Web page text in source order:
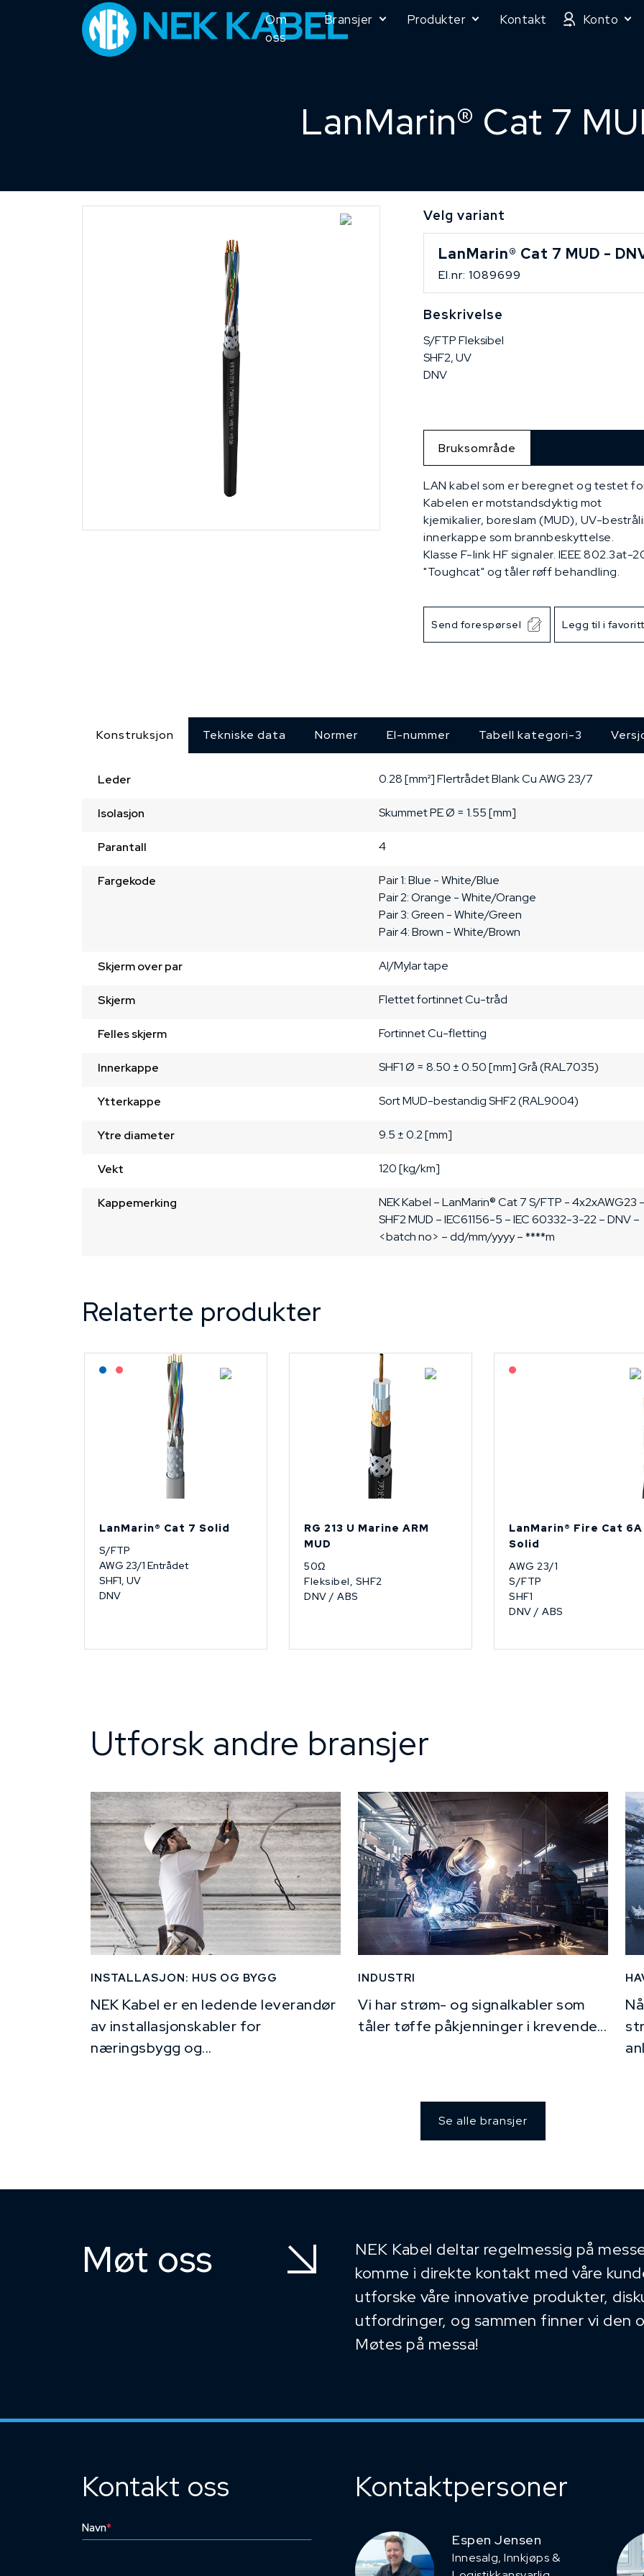
Om
oss
Bransjer Produkter Kontakt Konto
LanMarin® Cat 7
Velg variant
LanMarin® Cat 7 MUD -
El.nr: 1089699
Beskrivelse
S/FTP Fleksibel
SHF2, UV
DNV
Bruksområde
LAN kabel som er beregnet og testet
Kabelen er motstandsdyktig mot
kjemikalier, boreslam (MUD), UV-
innerkappe som brannbeskyttelse.
Klasse F-link HF signaler. IEEE
"Toughcat" og tåler røff behandling.
Send forespørsel Legg til i
Konstruksjon Tekniske data Normer El-nummer Tabell kategori-3
Leder 0.28 [mm²] FlertrådetBlank Cu AWG 23/7
Isolasjon Skummet PEØ = 1.55 [mm]
Parantall 4
Fargekode
Pair 1: Blue - White/Blue
Pair 2: Orange - White/Orange
Pair 3: Green - White/Green
Pair 4: Brown - White/Brown
Skjerm over par Al/Mylar tape
Skjerm Flettet fortinnet Cu-tråd
Felles skjerm Fortinnet Cu-fletting
Innerkappe SHF1 Ø = 8.50 ± 0.50 [mm] Grå (RAL7035)
Ytterkappe SortMUD-bestandig SHF2(RAL9004)
Ytre diameter 9.5 ± 0.2 [mm]
Vekt 120 [kg/km]
Kappemerking
NEK Kabel – LanMarin® Cat 7 S/FTP - 4x2xAWG23
SHF2 MUD – IEC61156-5 – IEC 60332-3-22 – DNV –
<batch no> – dd/mm/yyyy – ****m
Relaterte produkter
Lagerført: NEK Kabel
På forespørsel
LanMarin® Cat 7 Solid
S/FTP
AWG 23/1 Entrådet
SHF1, UV
DNV
RG 213 U Marine ARM
MUD
50Ω
Fleksibel, SHF2
DNV / ABS
LanMarin® Fire Cat 6A
Solid
AWG 23/1
S/FTP
SHF1
DNV / ABS
Utforsk andre bransjer
INSTALLASJON: HUS OG BYGG
NEK Kabel er en ledende leverandør
av installasjonskabler for
næringsbygg og...
INDUSTRI
Vi har strøm- og signalkabler som
tåler tøffe påkjenninger i krevende...
Se alle bransjer
Møt oss
NEK Kabel deltar regelmessig på
komme i direkte kontakt med våre
utforske våre innovative produkter,
utfordringer, og sammen finner vi den
Møtes på messa!
Kontakt oss
Navn*
Kontaktpersoner
Espen Jensen
Innesalg, ​Innkjøps &